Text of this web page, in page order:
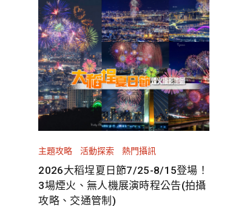
主題攻略 活動探索 熱門攝訊
2026大稻埕夏日節7/25-8/15登場！
3場煙火、無人機展演時程公告(拍攝
攻略、交通管制)